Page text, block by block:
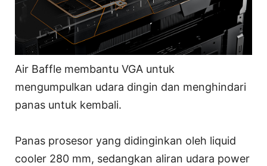
Air Baffle membantu VGA untuk
mengumpulkan udara dingin dan menghindari
panas untuk kembali.
Panas prosesor yang didinginkan oleh liquid
cooler 280 mm, sedangkan aliran udara power